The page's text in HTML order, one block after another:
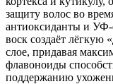
защиту волос во
антиоксиданты и
воск создаёт
слое, придавая
флавоноиды
поддержанию